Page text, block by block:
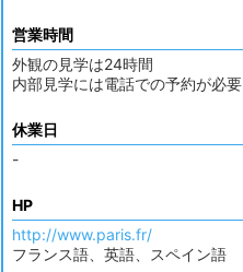
営業時間
外観の見学は24時間
内部見学には電話での予約が必要
休業日
-
HP
http://www.paris.fr/
フランス語、英語、スペイン語